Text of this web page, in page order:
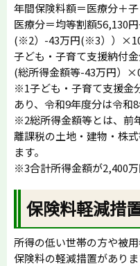
年間保険料額＝医療分＋
医療分＝均等割額56,130
(※2）-43万円(※3））
子ども・子育て支援納付
(総所得金額等-43万円）
※1子ども・子育て支援金
あり、令和9年度分は令和
※2総所得金額等とは、前
離課税の土地・建物・株
ます。
※3合計所得金額が2,400
保険料軽減措
所得の低い世帯の方や被
保険料の軽減措置がありま